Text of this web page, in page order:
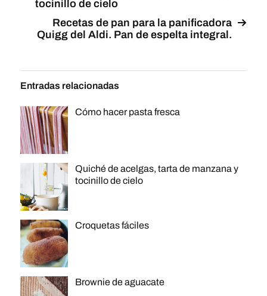
tocinillo de cielo
Recetas de pan para la panificadora
Quigg del Aldi. Pan de espelta integral.
Entradas relacionadas
Cómo hacer pasta fresca
Quiché de acelgas, tarta de manzana y
tocinillo de cielo
Croquetas fáciles
Brownie de aguacate